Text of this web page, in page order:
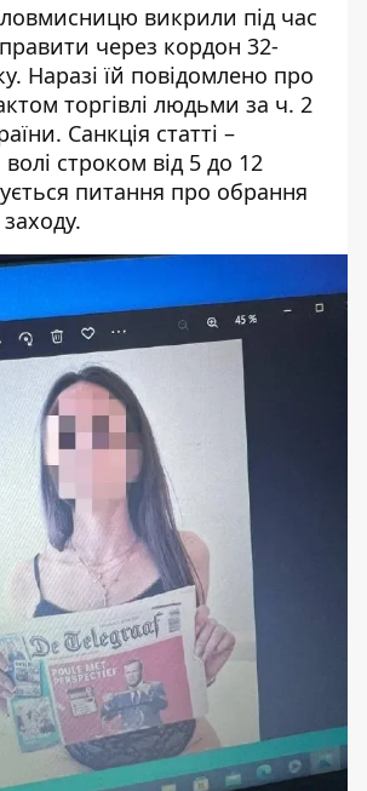
викрили під час
через кордон 32-
Наразі їй повідомлено про
торгівлі людьми за ч. 2
Санкція статті –
строком від 5 до 12
питання про обрання